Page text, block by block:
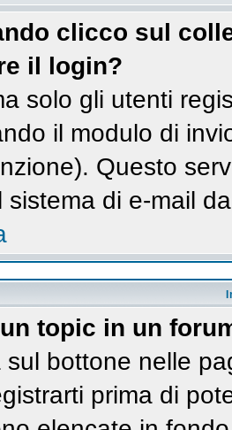
clicco sul
il login?
solo gli utenti
il modulo di
Questo
sistema di e-mail
topic in un
sul bottone nelle
prima di